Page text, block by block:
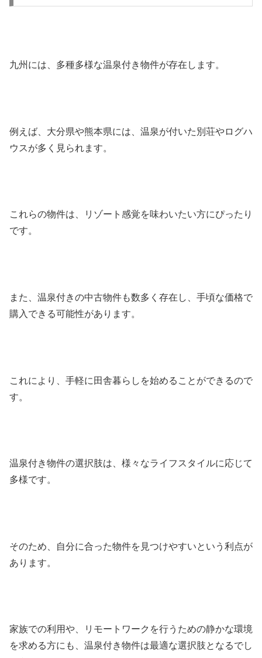
九州には、多種多様な温泉付き物件が存在します。
例えば、大分県や熊本県には、温泉が付いた別荘やログハ
ウスが多く見られます。
これらの物件は、リゾート感覚を味わいたい方にぴったり
です。
また、温泉付きの中古物件も数多く存在し、手頃な価格で
購入できる可能性があります。
これにより、手軽に田舎暮らしを始めることができるので
す。
温泉付き物件の選択肢は、様々なライフスタイルに応じて
多様です。
そのため、自分に合った物件を見つけやすいという利点が
あります。
家族での利用や、リモートワークを行うための静かな環境
を求める方にも、温泉付き物件は最適な選択肢となるでし